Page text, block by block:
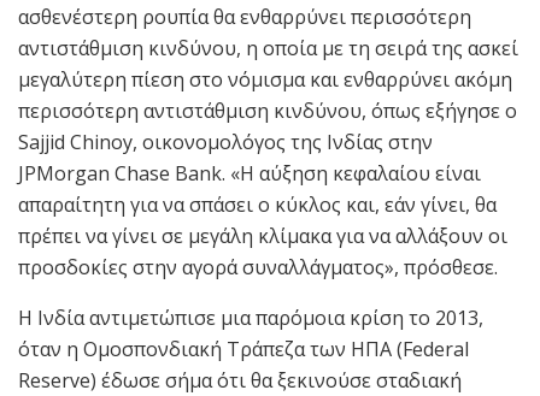
ασθενέστερη ρουπία θα ενθαρρύνει περισσότερη
αντιστάθμιση κινδύνου, η οποία με τη σειρά της ασκεί
μεγαλύτερη πίεση στο νόμισμα και ενθαρρύνει ακόμη
περισσότερη αντιστάθμιση κινδύνου, όπως εξήγησε ο
Sajjid Chinoy, οικονομολόγος της Ινδίας στην
JPMorgan Chase Bank. «Η αύξηση κεφαλαίου είναι
απαραίτητη για να σπάσει ο κύκλος και, εάν γίνει, θα
πρέπει να γίνει σε μεγάλη κλίμακα για να αλλάξουν οι
προσδοκίες στην αγορά συναλλάγματος», πρόσθεσε.
Η Ινδία αντιμετώπισε μια παρόμοια κρίση το 2013,
όταν η Ομοσπονδιακή Τράπεζα των ΗΠΑ (Federal
Reserve) έδωσε σήμα ότι θα ξεκινούσε σταδιακή